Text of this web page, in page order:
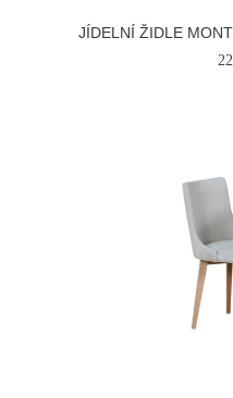
JÍDELNÍ ŽIDLE